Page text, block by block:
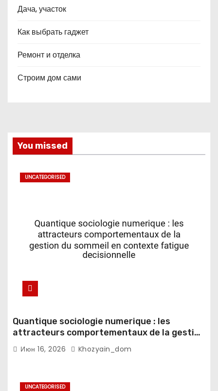
Дача, участок
Как выбрать гаджет
Ремонт и отделка
Строим дом сами
You missed
UNCATEGORISED
Quantique sociologie numerique : les
attracteurs comportementaux de la gestion
du sommeil en contexte fatigue
decisionnelle
Июн 16, 2026 Khozyain_dom
UNCATEGORISED